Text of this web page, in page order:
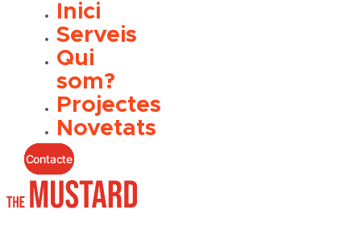
Inici
Serveis
Qui
som?
Projectes
Novetats
Contacte